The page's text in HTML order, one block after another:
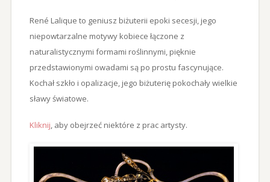
René Lalique to geniusz biżuterii epoki secesji, jego
niepowtarzalne motywy kobiece łączone z
naturalistycznymi formami roślinnymi, pięknie
przedstawionymi owadami są po prostu fascynujące.
Kochał szkło i opalizacje, jego biżuterię pokochały wielkie
sławy światowe.
Kliknij, aby obejrzeć niektóre z prac artysty.